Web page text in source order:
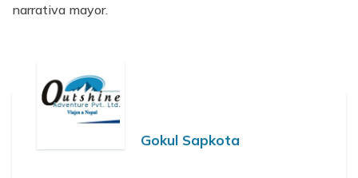
narrativa mayor.
Gokul Sapkota